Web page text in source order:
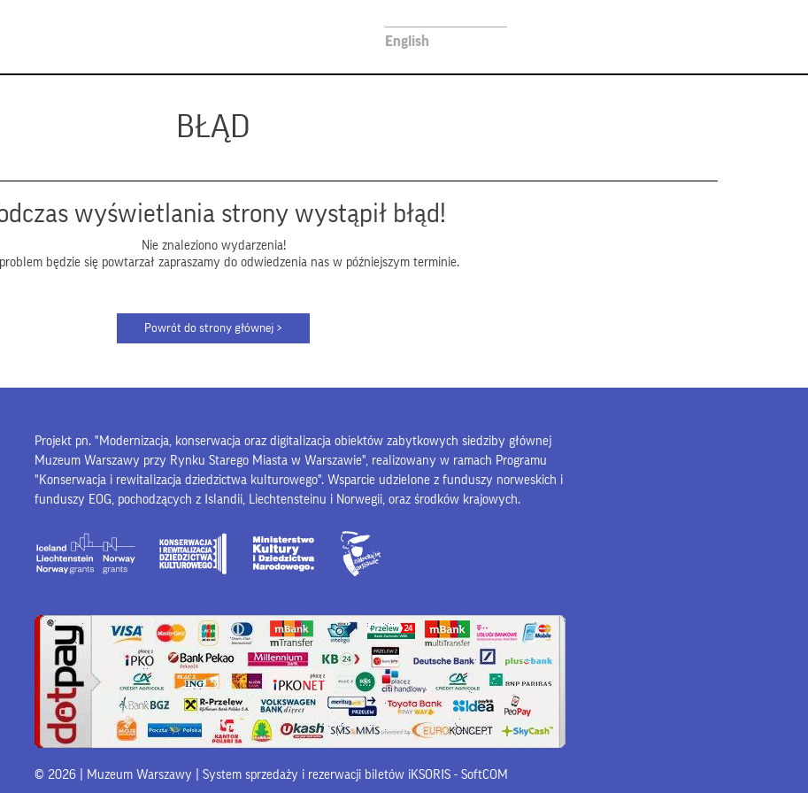
English
BŁĄD
wyświetlania strony wystąpił błąd!
Nie znaleziono wydarzenia!
będzie się powtarzał zapraszamy do odwiedzenia nas w późniejszym terminie.
Projekt pn. "Modernizacja, konserwacja oraz digitalizacja obiektów zabytkowych siedziby głównej
Muzeum Warszawy przy Rynku Starego Miasta w Warszawie", realizowany w ramach Programu
"Konserwacja i rewitalizacja dziedzictwa kulturowego". Wsparcie udzielone z funduszy norweskich i
funduszy EOG, pochodzących z Islandii, Liechtensteinu i Norwegii, oraz środków krajowych.
© 2026 | Muzeum Warszawy | System sprzedaży i rezerwacji biletów iKSORIS- SoftCOM